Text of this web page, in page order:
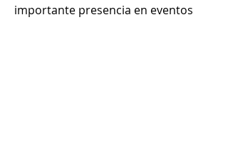
importante presencia en eventos